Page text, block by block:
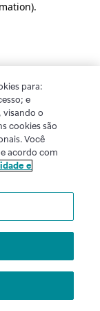
.
para:
e
visando o
cookies são
Você
acordo com
e